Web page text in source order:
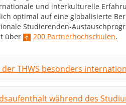
und interkulturelle
optimal auf eine globalisierte
Studierenden-
über
200 Partnerhochschulen.
THWS besonders
während des